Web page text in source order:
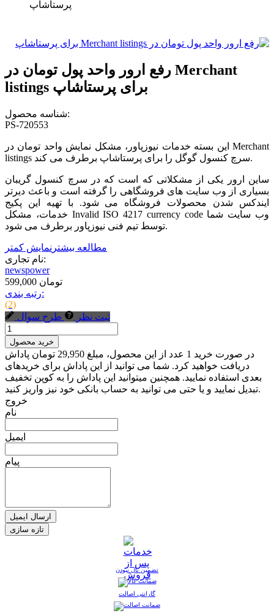
پرستاشاپ
رفع ارور واحد پول تومان در Merchant
listings برای پرستاشاپ
شناسه محصول:
PS-720553
این بسته خدمات نیوزپاور، مشکل نمایش واحد تومان در Merchant
listings سرچ کنسول گوگل را برای پرستاشاپ برطرف می کند.
ساین ارور یکی از مشکلاتی که است که در سرچ کنسول گریبان
بسیاری از وب سایت های فروشگاهی را گرفته است و باعث دیرتر
ایندکس شدن محصولات فروشگاه می شود. با تهیه این پکیج
خدمات، مشکل Invalid ISO 4217 currency code وب سایت شما
توسط تیم فنی نیوزپاور برطرف می شود.
مطالعه بیشتر نمایش کمتر
نام تجاری:
newspower
599,000 تومان
رتبه بندی:
(2)
ثبت نظر
طرح سوال
خرید محصول
در صورت خرید 1 عدد از این محصول، مبلغ 29,950 تومان پاداش
دریافت خواهید کرد. شما می توانید از این پاداش برای خریدهای
بعدی استفاده نمایید. همچنین میتوانید این پاداش را به کوپن تخفیف
تبدیل نمایید و یا حتی می توانید به حساب بانکی خود نیز واریز کنید.
خروج
نام
ایمیل
پیام
ارسال ایمیل
تضمین نال نبودن
گارانتی اصالت